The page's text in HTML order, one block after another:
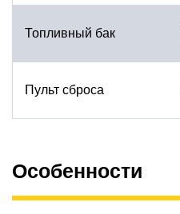
Топливный бак
Пульт сброса
Особенности